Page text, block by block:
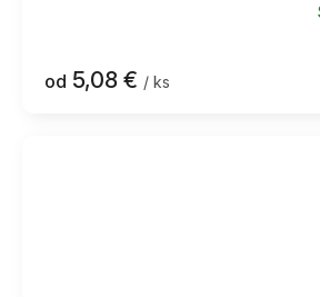
od 5,08 € / ks